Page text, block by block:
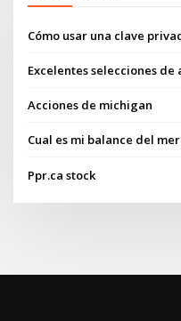
Cómo usar una clave
Excelentes selecciones de
Acciones de michigan
Cual es mi balance del
Ppr.ca stock